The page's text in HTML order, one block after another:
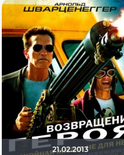
21.02.2013